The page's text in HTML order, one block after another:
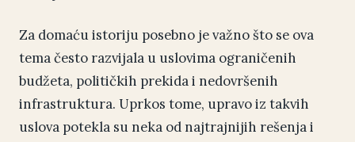
Za domaću istoriju posebno je važno što se ova
tema često razvijala u uslovima ograničenih
budžeta, političkih prekida i nedovršenih
infrastruktura. Uprkos tome, upravo iz takvih
uslova potekla su neka od najtrajnijih rešenja i